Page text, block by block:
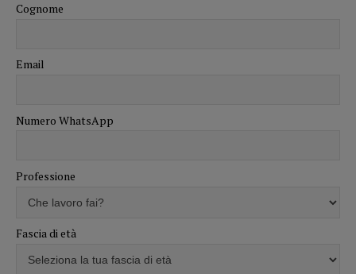
Cognome
Email
Numero WhatsApp
Professione
Fascia di età